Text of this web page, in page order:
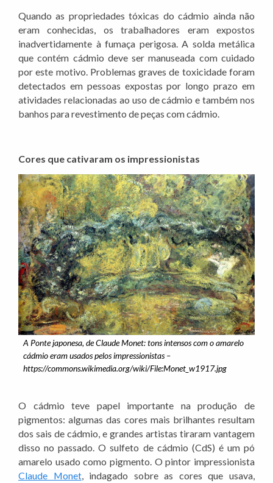
Quando as propriedades tóxicas do cádmio ainda não
eram conhecidas, os trabalhadores eram expostos
inadvertidamente à fumaça perigosa. A solda metálica
que contém cádmio deve ser manuseada com cuidado
por este motivo. Problemas graves de toxicidade foram
detectados em pessoas expostas por longo prazo em
atividades relacionadas ao uso de cádmio e também nos
banhos para revestimento de peças com cádmio.
Cores que cativaram os impressionistas
A Ponte japonesa, de Claude Monet: tons intensos com o amarelo
cádmio eram usados pelos impressionistas –
https://commons.wikimedia.org/wiki/File:Monet_w1917.jpg
O cádmio teve papel importante na produção de
pigmentos: algumas das cores mais brilhantes resultam
dos sais de cádmio, e grandes artistas tiraram vantagem
disso no passado. O sulfeto de cádmio (CdS) é um pó
amarelo usado como pigmento. O pintor impressionista
Claude Monet, indagado sobre as cores que usava,